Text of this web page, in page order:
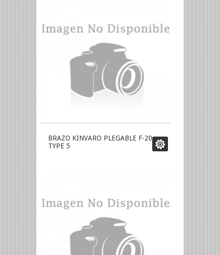
BRAZO KINVARO PLEGABLE F-20
TYPE 5